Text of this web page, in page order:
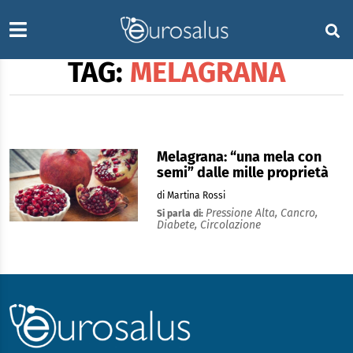
TAG: MELAGRANA
Melagrana: “una mela con
semi” dalle mille proprietà
di Martina Rossi
Si parla di: Pressione Alta, Cancro,
Diabete, Circolazione